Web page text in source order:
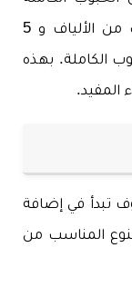
والبذور، يحصل الشخص على 5 غرامات من الألياف و 5
من الحبوب الكاملة. بهذه
المفيد.
تبدأ في إضافة
المناسب من